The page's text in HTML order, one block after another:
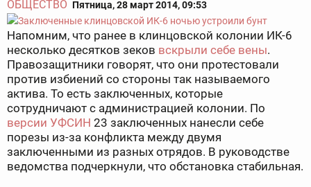
ОБЩЕСТВО Пятница, 28 март 2014, 09:53
Напомним, что ранее в клинцовской колонии ИК-6
несколько десятков зеков вскрыли себе вены.
Правозащитники говорят, что они протестовали
против избиений со стороны так называемого
актива. То есть заключенных, которые
сотрудничают с администрацией колонии. По
версии УФСИН 23 заключенных нанесли себе
порезы из-за конфликта между двумя
заключенными из разных отрядов. В руководстве
ведомства подчеркнули, что обстановка стабильная.